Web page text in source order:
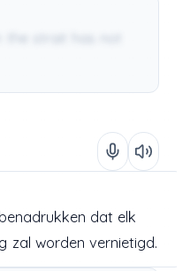
benadrukken dat elk
zal worden vernietigd.